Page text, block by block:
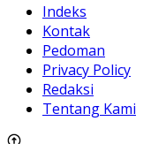
Indeks
Kontak
Pedoman
Privacy Policy
Redaksi
Tentang Kami